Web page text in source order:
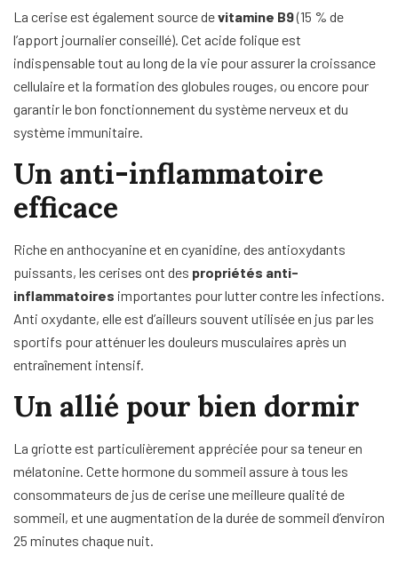
La cerise est également source devitamine B9(15 % de
l’apport journalier conseillé). Cet acide folique est
indispensable tout au long de la vie pour assurer la croissance
cellulaire et la formation des globules rouges, ou encore pour
garantir le bon fonctionnement du système nerveux et du
système immunitaire.
Un anti-inflammatoire
efficace
Riche en anthocyanine et en cyanidine, des antioxydants
puissants, les cerises ont des propriétés anti-
inflammatoires importantes pour lutter contre les infections.
Anti oxydante, elle est d’ailleurs souvent utilisée en jus par les
sportifs pour atténuer les douleurs musculaires après un
entraînement intensif.
Un allié pour bien dormir
La griotte est particulièrement appréciée pour sa teneur en
mélatonine. Cette hormone du sommeil assure à tous les
consommateurs de jus de cerise une meilleure qualité de
sommeil, et une augmentation de la durée de sommeil d’environ
25 minutes chaque nuit.